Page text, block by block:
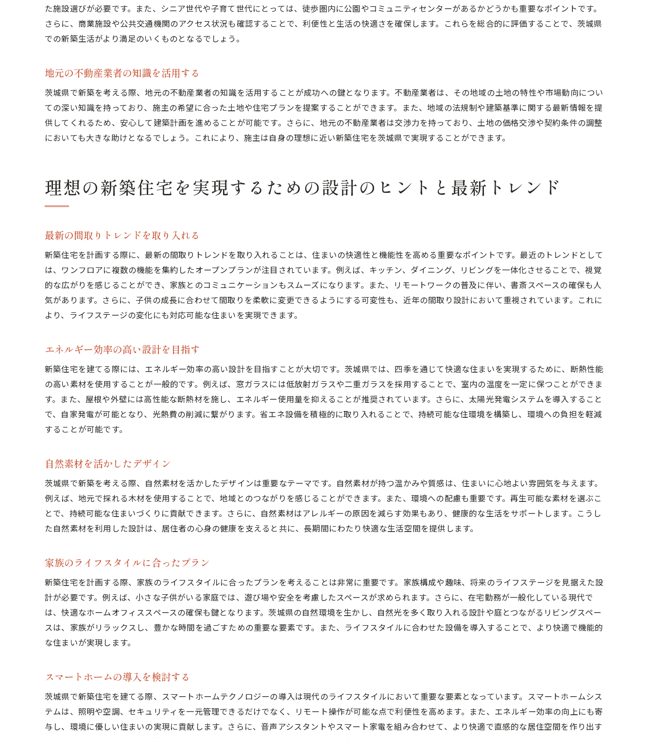
雨水や太陽光の有効利用
省エネ家電の導入
地域の植栽を活用した庭作り
家族構成の変化に対応する設計
将来のメンテナンスを考慮したプラン
子育て環境を考慮した住まい選び
バリアフリーの導入検討
新築住宅を長持ちさせるためのメンテナンス方法と注意点
住宅診断士の活用法
自分でできる簡単な修繕
プロに任せるべき修繕内容
た施設選びが必要です。また、シニア世代や子育て世代にとっては、徒歩圏内に公園やコミュニティセンターがあるかどうかも重要なポイントです。
さらに、商業施設や公共交通機関のアクセス状況も確認することで、利便性と生活の快適さを確保します。これらを総合的に評価することで、茨城県
での新築生活がより満足のいくものとなるでしょう。
地元の不動産業者の知識を活用する
茨城県で新築を考える際、地元の不動産業者の知識を活用することが成功への鍵となります。不動産業者は、その地域の土地の特性や市場動向につい
ての深い知識を持っており、施主の希望に合った土地や住宅プランを提案することができます。また、地域の法規制や建築基準に関する最新情報を提
供してくれるため、安心して建築計画を進めることが可能です。さらに、地元の不動産業者は交渉力を持っており、土地の価格交渉や契約条件の調整
においても大きな助けとなるでしょう。これにより、施主は自身の理想に近い新築住宅を茨城県で実現することができます。
理想の新築住宅を実現するための設計のヒントと最新トレンド
最新の間取りトレンドを取り入れる
新築住宅を計画する際に、最新の間取りトレンドを取り入れることは、住まいの快適性と機能性を高める重要なポイントです。最近のトレンドとして
は、ワンフロアに複数の機能を集約したオープンプランが注目されています。例えば、キッチン、ダイニング、リビングを一体化させることで、視覚
的な広がりを感じることができ、家族とのコミュニケーションもスムーズになります。また、リモートワークの普及に伴い、書斎スペースの確保も人
気があります。さらに、子供の成長に合わせて間取りを柔軟に変更できるようにする可変性も、近年の間取り設計において重視されています。これに
より、ライフステージの変化にも対応可能な住まいを実現できます。
エネルギー効率の高い設計を目指す
新築住宅を建てる際には、エネルギー効率の高い設計を目指すことが大切です。茨城県では、四季を通じて快適な住まいを実現するために、断熱性能
の高い素材を使用することが一般的です。例えば、窓ガラスには低放射ガラスや二重ガラスを採用することで、室内の温度を一定に保つことができま
す。また、屋根や外壁には高性能な断熱材を施し、エネルギー使用量を抑えることが推奨されています。さらに、太陽光発電システムを導入すること
で、自家発電が可能となり、光熱費の削減に繋がります。省エネ設備を積極的に取り入れることで、持続可能な住環境を構築し、環境への負担を軽減
することが可能です。
自然素材を活かしたデザイン
茨城県で新築を考える際、自然素材を活かしたデザインは重要なテーマです。自然素材が持つ温かみや質感は、住まいに心地よい雰囲気を与えます。
例えば、地元で採れる木材を使用することで、地域とのつながりを感じることができます。また、環境への配慮も重要です。再生可能な素材を選ぶこ
とで、持続可能な住まいづくりに貢献できます。さらに、自然素材はアレルギーの原因を減らす効果もあり、健康的な生活をサポートします。こうし
た自然素材を利用した設計は、居住者の心身の健康を支えると共に、長期間にわたり快適な生活空間を提供します。
家族のライフスタイルに合ったプラン
新築住宅を計画する際、家族のライフスタイルに合ったプランを考えることは非常に重要です。家族構成や趣味、将来のライフステージを見据えた設
計が必要です。例えば、小さな子供がいる家庭では、遊び場や安全を考慮したスペースが求められます。さらに、在宅勤務が一般化している現代で
は、快適なホームオフィススペースの確保も鍵となります。茨城県の自然環境を生かし、自然光を多く取り入れる設計や庭とつながるリビングスペー
スは、家族がリラックスし、豊かな時間を過ごすための重要な要素です。また、ライフスタイルに合わせた設備を導入することで、より快適で機能的
な住まいが実現します。
スマートホームの導入を検討する
茨城県で新築住宅を建てる際、スマートホームテクノロジーの導入は現代のライフスタイルにおいて重要な要素となっています。スマートホームシス
テムは、照明や空調、セキュリティを一元管理できるだけでなく、リモート操作が可能な点で利便性を高めます。また、エネルギー効率の向上にも寄
与し、環境に優しい住まいの実現に貢献します。さらに、音声アシスタントやスマート家電を組み合わせて、より快適で直感的な居住空間を作り出す